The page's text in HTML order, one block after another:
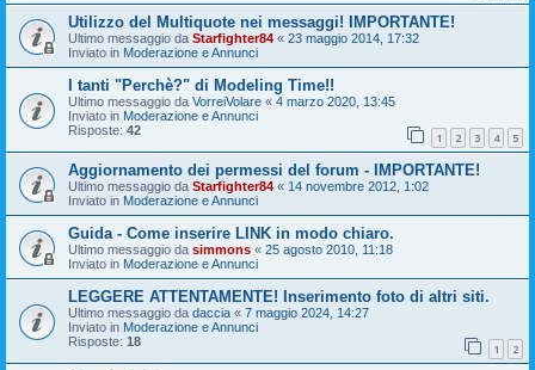
Utilizzo del Multiquote nei messaggi! IMPORTANTE!
Ultimo messaggio da Starfighter84 « 23 maggio 2014, 17:32
Inviato in Moderazione e Annunci
I tanti "Perchè?" di Modeling Time!!
Ultimo messaggio da VorreiVolare « 4 marzo 2020, 13:45
Inviato in Moderazione e Annunci
Risposte: 42 1 2 3 4 5
Aggiornamento dei permessi del forum - IMPORTANTE!
Ultimo messaggio da Starfighter84 « 14 novembre 2012, 1:02
Inviato in Moderazione e Annunci
Guida - Come inserire LINK in modo chiaro.
Ultimo messaggio da simmons « 25 agosto 2010, 11:18
Inviato in Moderazione e Annunci
LEGGERE ATTENTAMENTE! Inserimento foto di altri siti.
Ultimo messaggio da daccia « 7 maggio 2024, 14:27
Inviato in Moderazione e Annunci
Risposte: 18 1 2